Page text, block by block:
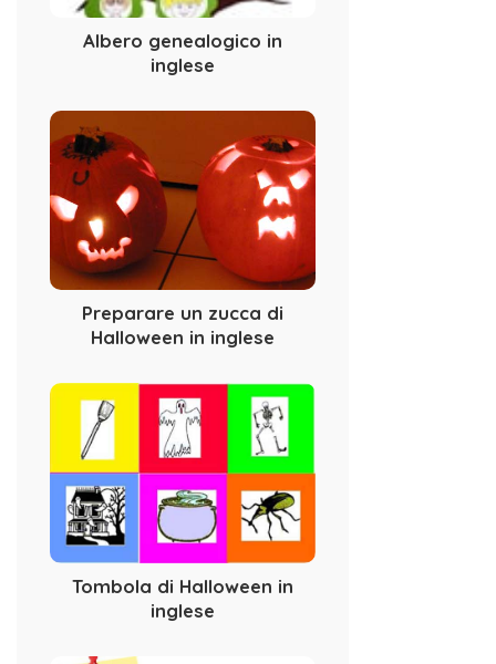
Albero genealogico in
inglese
Preparare un zucca di
Halloween in inglese
Tombola di Halloween in
inglese